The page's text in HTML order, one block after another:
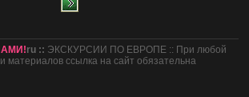
ru :: ЭКСКУРСИИ ПО ЕВРОПЕ :: При любой
материалов ссылка на сайт обязательна